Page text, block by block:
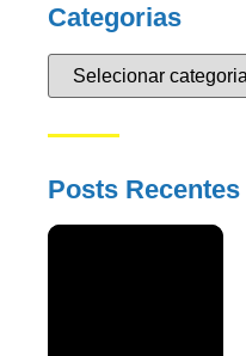
Categorias
Posts Recentes